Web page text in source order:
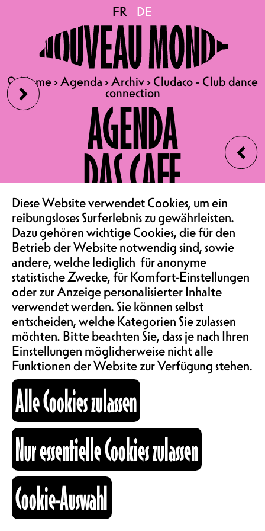
›
‹
FR DE
🔍Home ›Agenda ›Archiv › Cludaco - Club dance
connection
AGENDA
DAS CAFE
VEREIN & COMMUNITY
SAALMIETE
ABOS & TARIFE
INFORMATIONEN
KARTOGRAPHIE
SUCHE
Kulturraum
FR DE
🔍Home ›Agenda ›Archiv › Cludaco - Club dance
connection
Cludaco - Club dance
connection
CLUB DANCE CONNECTION
JAM SESSION, PARTY
BEGINN 19H | EINTRITT
GRATIS
Eine Gelegenheit, in eine inklusive
und dynamische Tanzatmosphäre
einzutauchen, in der jeder
eingeladen ist, sich frei
auszudrücken und durch Bewegung
und Musik neue Perspektiven zu
entdecken.
C'EST QUOI CLUDACO?
CludaCo – Club Dance Connection –
ist ein 2023 gegründeter Verein mit
Sitz in Bern. Der Verein hat sich
zum Ziel gesetzt, die Clubbing-
Kultur durch die Musik und die
Tänze, die sie repräsentieren zu
fördern, insbesondere Whacking
und House Dance. Der Schwerpunkt
liegt auf der Weitergabe, dem
interdisziplinären Austausch mit
Diese Website verwendet Cookies, um ein
reibungsloses Surferlebnis zu gewährleisten.
Dazu gehören wichtige Cookies, die für den
Betrieb der Website notwendig sind, sowie
andere, welche lediglich für anonyme
statistische Zwecke, für Komfort-Einstellungen
oder zur Anzeige personalisierter Inhalte
verwendet werden. Sie können selbst
entscheiden, welche Kategorien Sie zulassen
möchten. Bitte beachten Sie, dass je nach Ihren
Einstellungen möglicherweise nicht alle
Funktionen der Website zur Verfügung stehen.
Alle Cookies zulassen
Nur essentielle Cookies zulassen
Cookie-Auswahl